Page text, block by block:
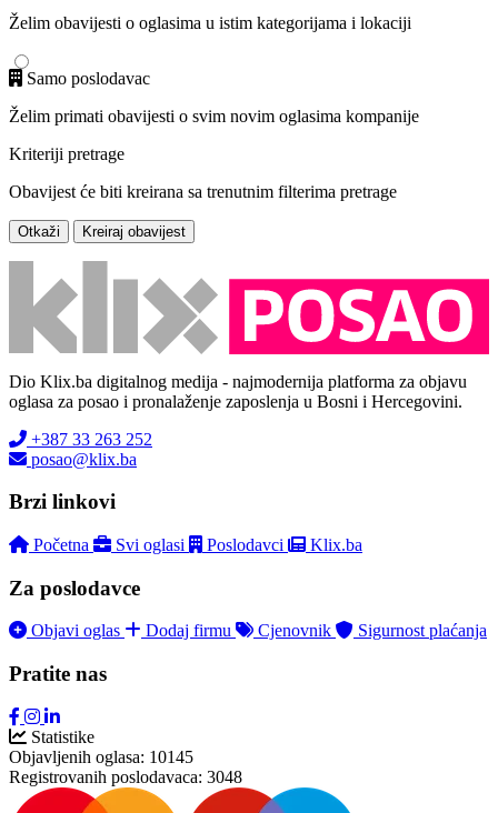
Želim obavijesti o oglasima u istim kategorijama i lokaciji
Samo poslodavac
Želim primati obavijesti o svim novim oglasima kompanije
Kriteriji pretrage
Obavijest će biti kreirana sa trenutnim filterima pretrage
Otkaži Kreiraj obavijest
Dio Klix.ba digitalnog medija - najmodernija platforma za objavu
oglasa za posao i pronalaženje zaposlenja u Bosni i Hercegovini.
+387 33 263 252
posao@klix.ba
Brzi linkovi
Početna Svi oglasi Poslodavci Klix.ba
Za poslodavce
Objavi oglas Dodaj firmu Cjenovnik Sigurnost plaćanja
Pratite nas
Statistike
Objavljenih oglasa: 10145
Registrovanih poslodavaca: 3048